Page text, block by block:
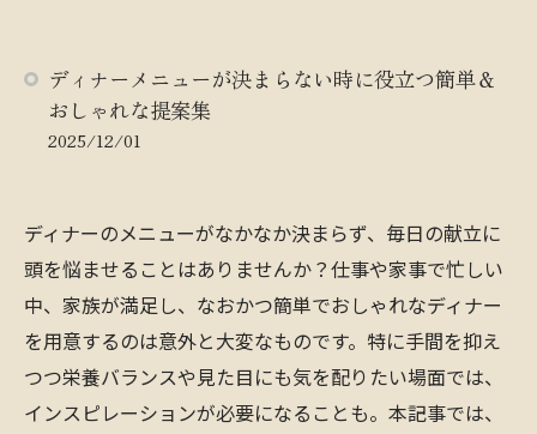
ディナーメニューが決まらない時に役立つ簡単＆
おしゃれな提案集
2025/12/01
ディナーのメニューがなかなか決まらず、毎日の献立に
頭を悩ませることはありませんか？仕事や家事で忙しい
中、家族が満足し、なおかつ簡単でおしゃれなディナー
を用意するのは意外と大変なものです。特に手間を抑え
つつ栄養バランスや見た目にも気を配りたい場面では、
インスピレーションが必要になることも。本記事では、